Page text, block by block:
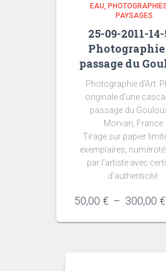
EAU
PAYSAGES
25-09-2011-
Photographie
passage du
Photographie d’Art.
originale d’une
passage du
Morvan, France.
Tirage sur papier
exemplaires,
par l’artiste avec
d’authenticité .
50,00 € – 300,00 €